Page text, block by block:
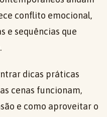
conflito emocional,
e sequências que
dicas práticas
cenas funcionam,
e como aproveitar o